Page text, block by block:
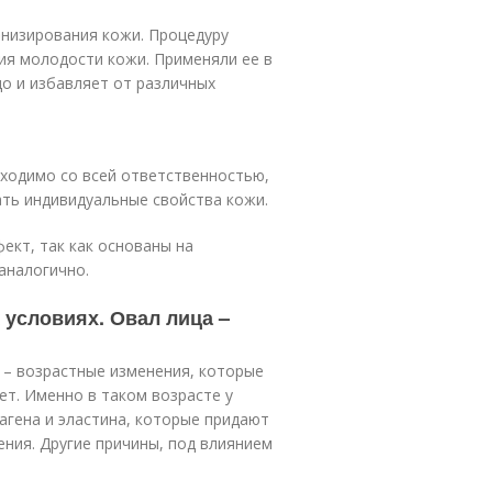
кожи. Процедуру
молодости кожи. Применяли ее в
и избавляет от различных
со всей ответственностью,
индивидуальные свойства кожи.
так как основаны на
Овал лица –
возрастные изменения, которые
Именно в таком возрасте у
и эластина, которые придают
Другие причины, под влиянием